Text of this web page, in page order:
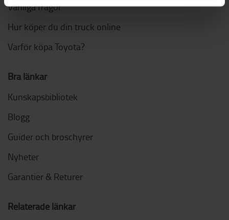
Vanliga frågor
Hur köper du din truck online
Varför köpa Toyota?
Bra länkar
Kunskapsbibliotek
Blogg
Guider och broschyrer
Nyheter
Garantier & Returer
Relaterade länkar